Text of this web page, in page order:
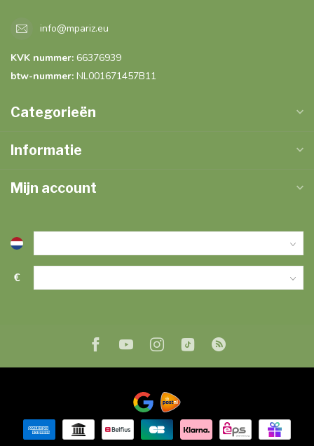
info@mpariz.eu
KVK nummer: 66376939
btw-nummer: NL001671457B11
Categorieën
Informatie
Mijn account
€